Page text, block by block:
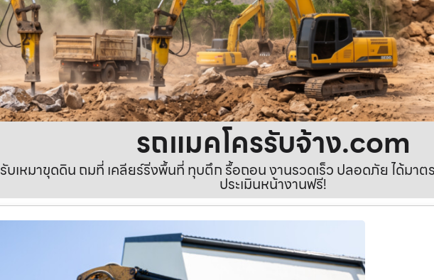
รถแมคโครรับจ้าง.com
รับเหมาขุดดิน ถมที่ เคลียร์ริ่งพื้นที่ ทุบตึก รื้อถอน งานรวดเร็ว ปลอดภัย ได้มาต
ประเมินหน้างานฟรี!